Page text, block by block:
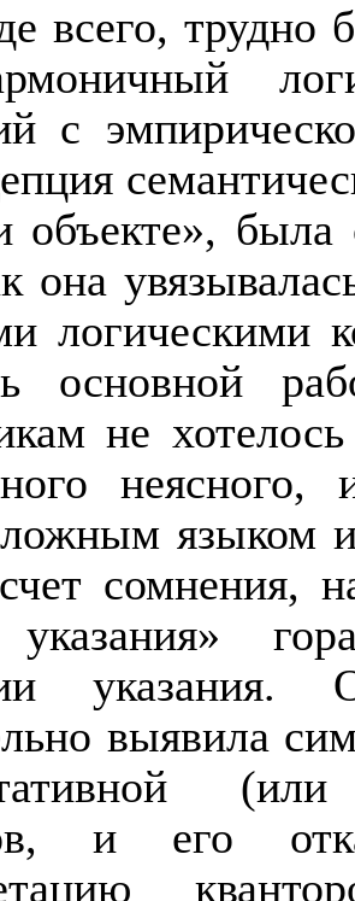
всего, трудно
с
объекте», была
она
логическими
основной
не
неясного,
языком
сомнения,
указания.
выявила
и его